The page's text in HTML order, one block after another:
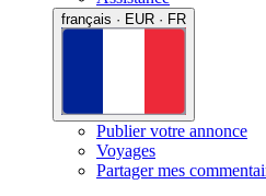
français · EUR · FR
Publier votre annonce
Voyages
Partager mes